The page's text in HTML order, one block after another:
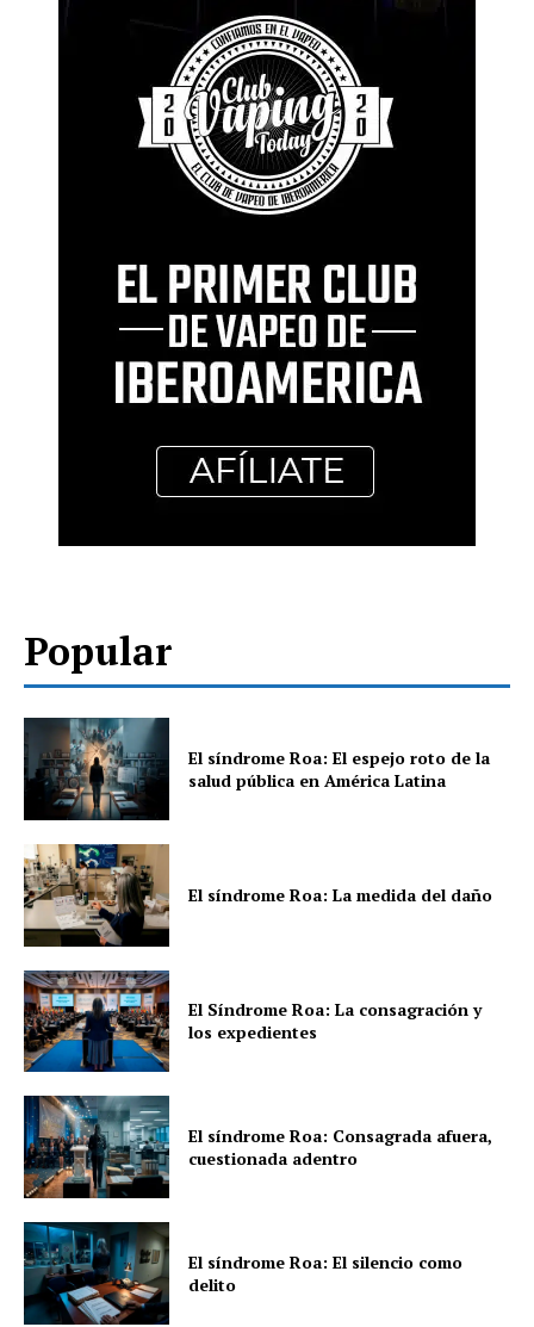
Popular
El síndrome Roa: El espejo roto de la
salud pública en América Latina
El síndrome Roa: La medida del daño
El Síndrome Roa: La consagración y
los expedientes
El síndrome Roa: Consagrada afuera,
cuestionada adentro
El síndrome Roa: El silencio como
delito